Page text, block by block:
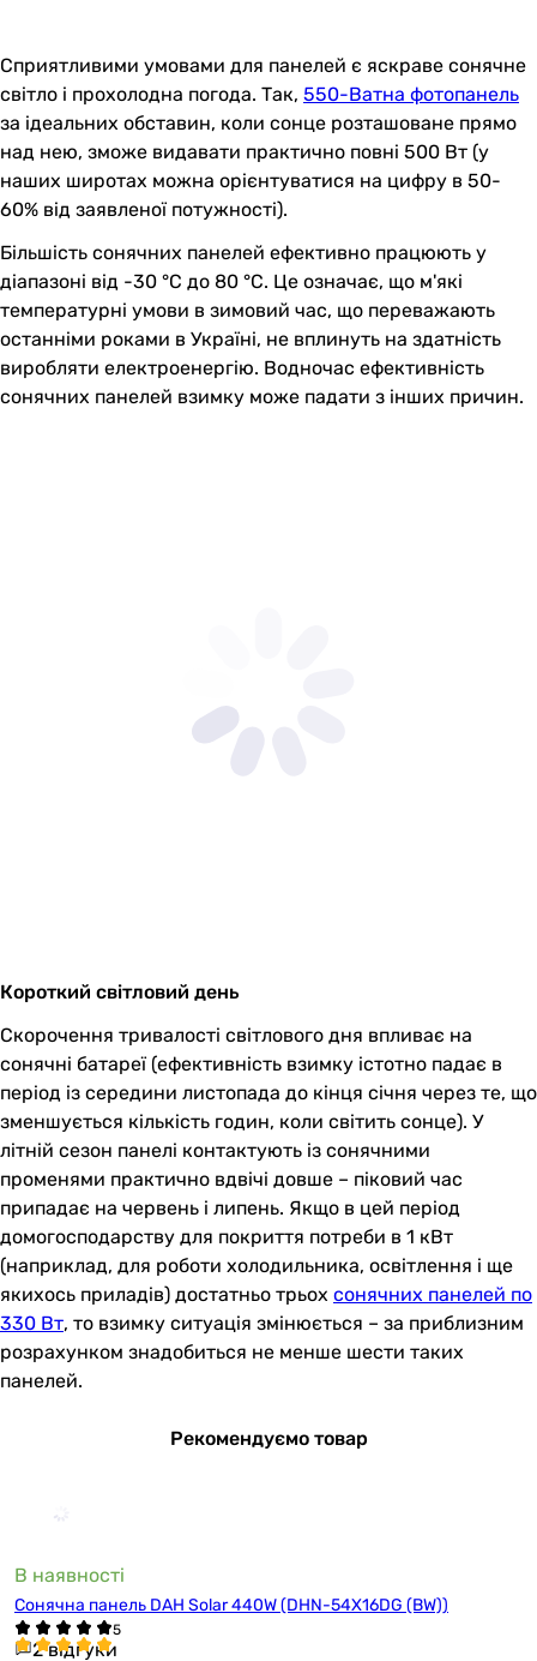
Сприятливими умовами для панелей є яскраве сонячне
світло і прохолодна погода. Так, 550-Ватна фотопанель
за ідеальних обставин, коли сонце розташоване прямо
над нею, зможе видавати практично повні 500 Вт (у
наших широтах можна орієнтуватися на цифру в 50-
60% від заявленої потужності).
Більшість сонячних панелей ефективно працюють у
діапазоні від -30 °C до 80 °C. Це означає, що м'які
температурні умови в зимовий час, що переважають
останніми роками в Україні, не вплинуть на здатність
виробляти електроенергію. Водночас ефективність
сонячних панелей взимку може падати з інших причин.
Короткий світловий день
Скорочення тривалості світлового дня впливає на
сонячні батареї (ефективність взимку істотно падає в
період із середини листопада до кінця січня через те, що
зменшується кількість годин, коли світить сонце). У
літній сезон панелі контактують із сонячними
променями практично вдвічі довше – піковий час
припадає на червень і липень. Якщо в цей період
домогосподарству для покриття потреби в 1 кВт
(наприклад, для роботи холодильника, освітлення і ще
якихось приладів) достатньо трьох сонячних панелей по
330 Вт, то взимку ситуація змінюється – за приблизним
розрахунком знадобиться не менше шести таких
панелей.
Рекомендуємо товар
В наявності
Сонячна панель DAH Solar 440W (DHN-54X16DG (BW))
2 відгуки